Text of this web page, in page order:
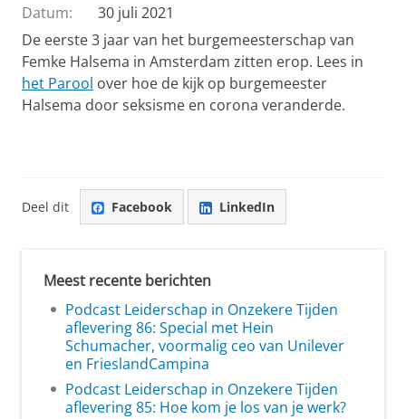
Datum:
30 juli 2021
De eerste 3 jaar van het burgemeesterschap van
Femke Halsema in Amsterdam zitten erop. Lees in
het Parool over hoe de kijk op burgemeester
Halsema door seksisme en corona veranderde.
Deel dit Facebook LinkedIn
Meest recente berichten
Podcast Leiderschap in Onzekere Tijden
aflevering 86: Special met Hein
Schumacher, voormalig ceo van Unilever
en FrieslandCampina
Podcast Leiderschap in Onzekere Tijden
aflevering 85: Hoe kom je los van je werk?